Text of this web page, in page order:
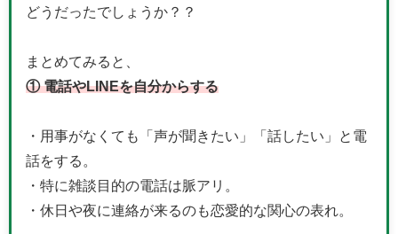
どうだったでしょうか？？
まとめてみると、
① 電話やLINEを自分からする
・用事がなくても「声が聞きたい」「話したい」と電
話をする。
・特に雑談目的の電話は脈アリ。
・休日や夜に連絡が来るのも恋愛的な関心の表れ。